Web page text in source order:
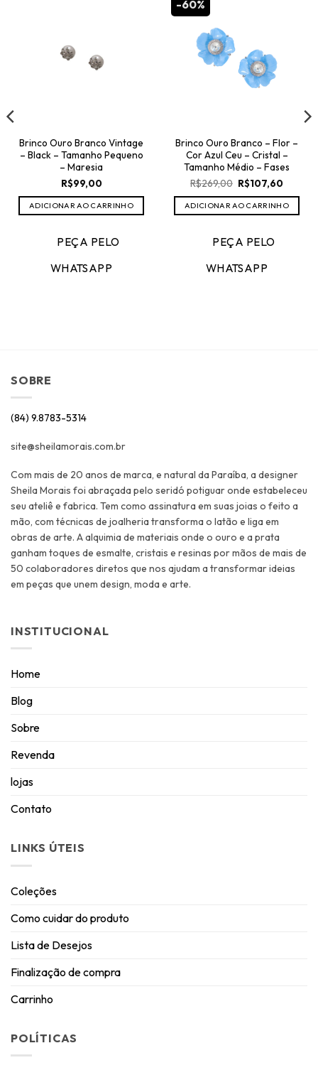
Brinco Ouro Branco Vintage
– Black – Tamanho Pequeno
– Maresia
R$99,00
ADICIONAR AO CARRINHO
PEÇA PELO
WHATSAPP
-60%
Brinco Ouro Branco – Flor –
Cor Azul Ceu – Cristal –
Tamanho Médio – Fases
R$269,00 O
preço
original
era:
R$107,60
atual
é:
ADICIONAR AO CARRINHO
PEÇA PELO
WHATSAPP
SOBRE
(84) 9.8783-5314
site@sheilamorais.com.br
Com mais de 20 anos de marca, e natural da Paraíba, a designer
Sheila Morais foi abraçada pelo seridó potiguar onde estabeleceu
seu ateliê e fabrica. Tem como assinatura em suas joias o feito a
mão, com técnicas de joalheria transforma o latão e liga em
obras de arte. A alquimia de materiais onde o ouro e a prata
ganham toques de esmalte, cristais e resinas por mãos de mais de
50 colaboradores diretos que nos ajudam a transformar ideias
em peças que unem design, moda e arte.
INSTITUCIONAL
Home
Blog
Sobre
Revenda
lojas
Contato
LINKS ÚTEIS
Coleções
Como cuidar do produto
Lista de Desejos
Finalização de compra
Carrinho
POLÍTICAS